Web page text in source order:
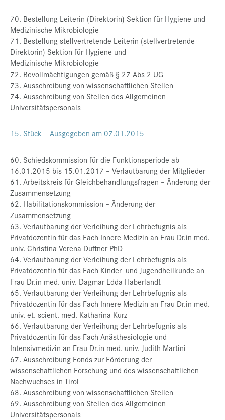
70. Bestellung Leiterin (Direktorin) Sektion für Hygiene und
Medizinische Mikrobiologie
71. Bestellung stellvertretende Leiterin (stellvertretende
Direktorin) Sektion für Hygiene und
Medizinische Mikrobiologie
72. Bevollmächtigungen gemäß § 27 Abs 2 UG
73. Ausschreibung von wissenschaftlichen Stellen
74. Ausschreibung von Stellen des Allgemeinen
Universitätspersonals
15. Stück – Ausgegeben am 07.01.2015
60. Schiedskommission für die Funktionsperiode ab
16.01.2015 bis 15.01.2017 – Verlautbarung der Mitglieder
61. Arbeitskreis für Gleichbehandlungsfragen – Änderung der
Zusammensetzung
62. Habilitationskommission – Änderung der
Zusammensetzung
63. Verlautbarung der Verleihung der Lehrbefugnis als
Privatdozentin für das Fach Innere Medizin an Frau Dr.in med.
univ. Christina Verena Duftner PhD
64. Verlautbarung der Verleihung der Lehrbefugnis als
Privatdozentin für das Fach Kinder- und Jugendheilkunde an
Frau Dr.in med. univ. Dagmar Edda Haberlandt
65. Verlautbarung der Verleihung der Lehrbefugnis als
Privatdozentin für das Fach Innere Medizin an Frau Dr.in med.
univ. et. scient. med. Katharina Kurz
66. Verlautbarung der Verleihung der Lehrbefugnis als
Privatdozentin für das Fach Anästhesiologie und
Intensivmedizin an Frau Dr.in med. univ. Judith Martini
67. Ausschreibung Fonds zur Förderung der
wissenschaftlichen Forschung und des wissenschaftlichen
Nachwuchses in Tirol
68. Ausschreibung von wissenschaftlichen Stellen
69. Ausschreibung von Stellen des Allgemeinen
Universitätspersonals